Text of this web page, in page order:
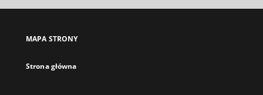
MAPA STRONY
Strona główna